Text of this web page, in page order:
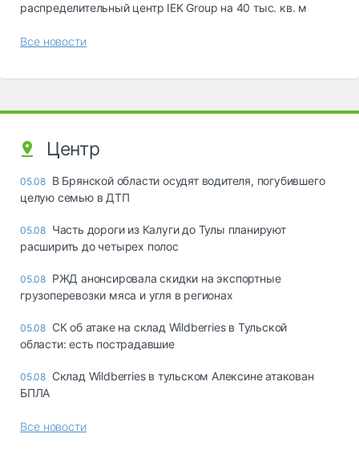
распределительный центр IEK Group на 40 тыс. кв. м
Все новости
Центр
05.08 В Брянской области осудят водителя, погубившего
целую семью в ДТП
05.08 Часть дороги из Калуги до Тулы планируют
расширить до четырех полос
05.08 РЖД анонсировала скидки на экспортные
грузоперевозки мяса и угля в регионах
05.08 СК об атаке на склад Wildberries в Тульской
области: есть пострадавшие
05.08 Склад Wildberries в тульском Алексине атакован
БПЛА
Все новости